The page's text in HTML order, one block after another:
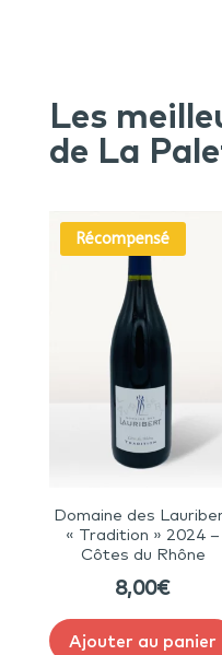
Les
de La
Récompensé
Domaine des
« Tradition » 2024 –
Côtes du Rhône
8,00€
Ajouter au panier